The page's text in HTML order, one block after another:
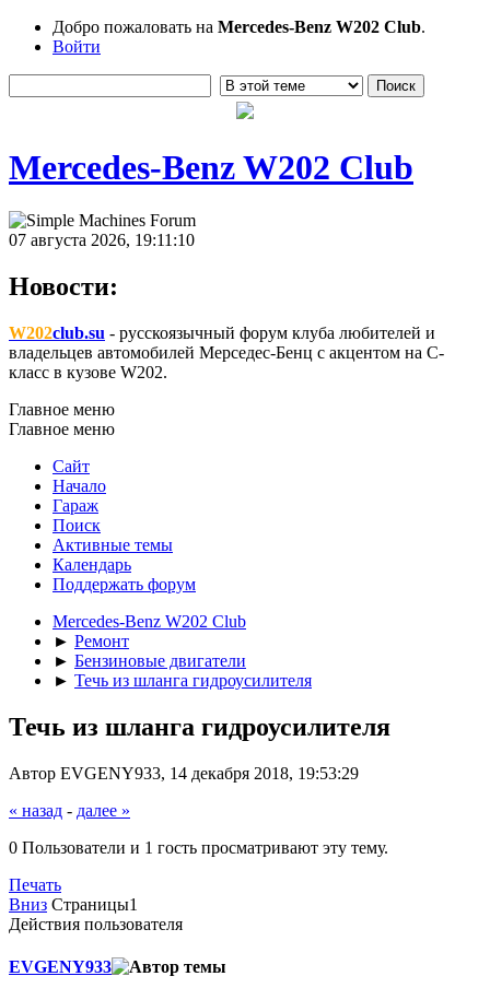
Добро пожаловать на Mercedes-Benz W202 Club.
Войти
Mercedes-Benz W202 Club
07 августа 2026, 19:11:10
Новости:
W202club.su - русскоязычный форум клуба любителей и
владельцев автомобилей Мерседес-Бенц с акцентом на C-
класс в кузове W202.
Главное меню
Главное меню
Сайт
Начало
Гараж
Поиск
Активные темы
Календарь
Поддержать форум
Mercedes-Benz W202 Club
► Ремонт
► Бензиновые двигатели
► Течь из шланга гидроусилителя
Течь из шланга гидроусилителя
Автор EVGENY933, 14 декабря 2018, 19:53:29
« назад - далее »
0 Пользователи и 1 гость просматривают эту тему.
Печать
Вниз Страницы1
Действия пользователя
EVGENY933